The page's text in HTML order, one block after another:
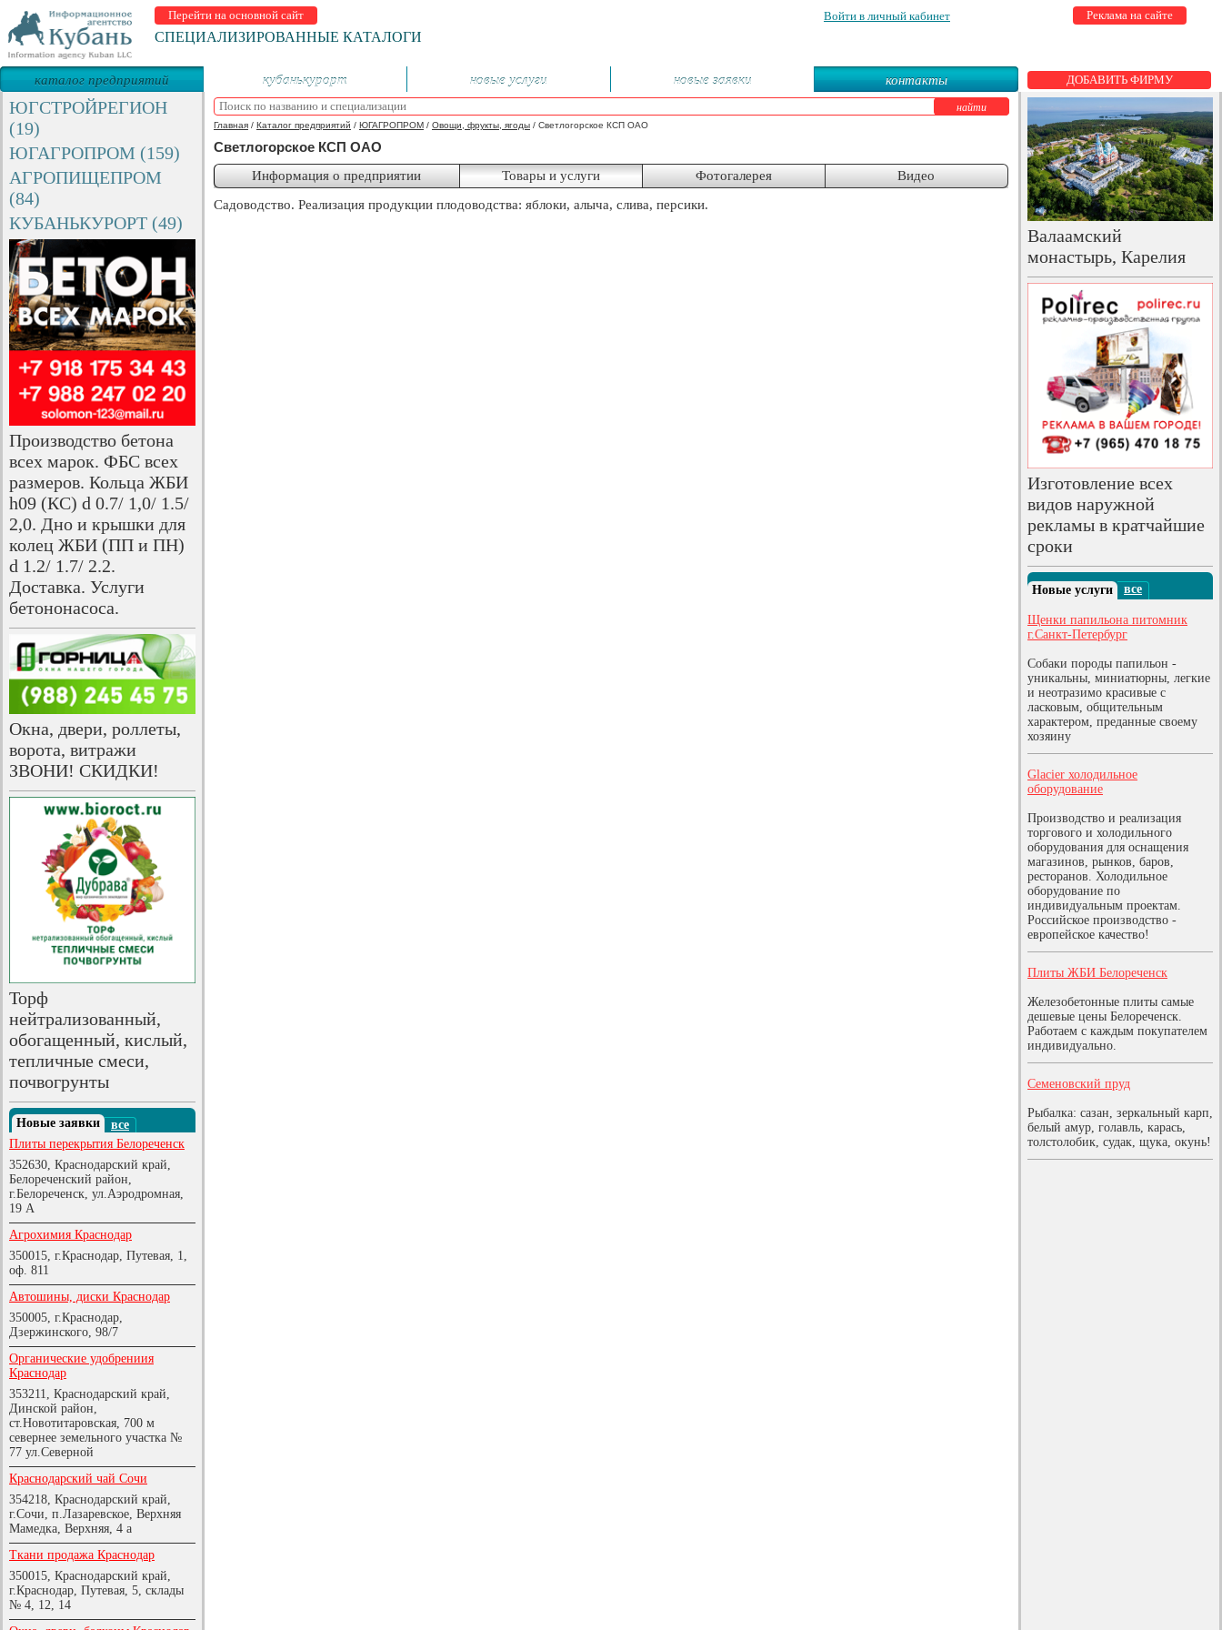
Перейти на основной сайт
СПЕЦИАЛИЗИРОВАННЫЕ КАТАЛОГИ
Войти в личный кабинет Реклама на сайте
каталог предприятий кубанькурорт новые услуги новые заявки контакты ДОБАВИТЬ ФИРМУ
ЮГСТРОЙРЕГИОН
(19)
ЮГАГРОПРОМ (159)
АГРОПИЩЕПРОМ
(84)
КУБАНЬКУРОРТ (49)
Производство бетона
всех марок. ФБС всех
размеров. Кольца ЖБИ
h09 (КС) d 0.7/ 1,0/ 1.5/
2,0. Дно и крышки для
колец ЖБИ (ПП и ПН)
d 1.2/ 1.7/ 2.2.
Доставка. Услуги
бетононасоса.
Окна, двери, роллеты,
ворота, витражи
ЗВОНИ! СКИДКИ!
Торф
нейтрализованный,
обогащенный, кислый,
тепличные смеси,
почвогрунты
Новые заявки
все
Плиты перекрытия Белореченск
352630, Краснодарский край,
Белореченский район,
г.Белореченск, ул.Аэродромная,
19 А
Агрохимия Краснодар
350015, г.Краснодар, Путевая, 1,
оф. 811
Автошины, диски Краснодар
350005, г.Краснодар,
Дзержинского, 98/7
Органические удобрениия
Краснодар
353211, Краснодарский край,
Динской район,
ст.Новотитаровская, 700 м
севернее земельного участка №
77 ул.Северной
Краснодарский чай Сочи
354218, Краснодарский край,
г.Сочи, п.Лазаревское, Верхняя
Мамедка, Верхняя, 4 а
Ткани продажа Краснодар
350015, Краснодарский край,
г.Краснодар, Путевая, 5, склады
№ 4, 12, 14
Главная/ Каталог предприятий / ЮГАГРОПРОМ/ Овощи, фрукты, ягоды/ Светлогорское КСП ОАО
Светлогорское КСП ОАО
Информация о предприятии Товары и услуги Фотогалерея
Видео
Садоводство. Реализация продукции плодоводства: яблоки, алыча, слива, персики.
Валаамский
монастырь, Карелия
Изготовление всех
видов наружной
рекламы в кратчайшие
сроки
Новые услуги все
Щенки папильона питомник
г.Санкт-Петербург
Собаки породы папильон -
уникальны, миниатюрны, легкие
и неотразимо красивые с
ласковым, общительным
характером, преданные своему
хозяину
Glacier холодильное
оборудование
Производство и реализация
торгового и холодильного
оборудования для оснащения
магазинов, рынков, баров,
ресторанов. Холодильное
оборудование по
индивидуальным проектам.
Российское производство -
европейское качество!
Плиты ЖБИ Белореченск
Железобетонные плиты самые
дешевые цены Белореченск.
Работаем с каждым покупателем
индивидуально.
Семеновский пруд
Рыбалка: сазан, зеркальный карп,
белый амур, голавль, карась,
толстолобик, судак, щука, окунь!